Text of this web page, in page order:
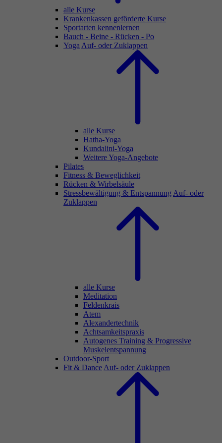
alle Kurse
Krankenkassen geförderte Kurse
Sportarten kennenlernen
Bauch - Beine - Rücken - Po
Yoga Auf- oder Zuklappen
alle Kurse
Hatha-Yoga
Kundalini-Yoga
Weitere Yoga-Angebote
Pilates
Fitness & Beweglichkeit
Rücken & Wirbelsäule
Stressbewältigung & Entspannung Auf- oder
Zuklappen
alle Kurse
Meditation
Feldenkrais
Atem
Alexandertechnik
Achtsamkeitspraxis
Autogenes Training & Progressive
Muskelentspannung
Outdoor-Sport
Fit & Dance Auf- oder Zuklappen